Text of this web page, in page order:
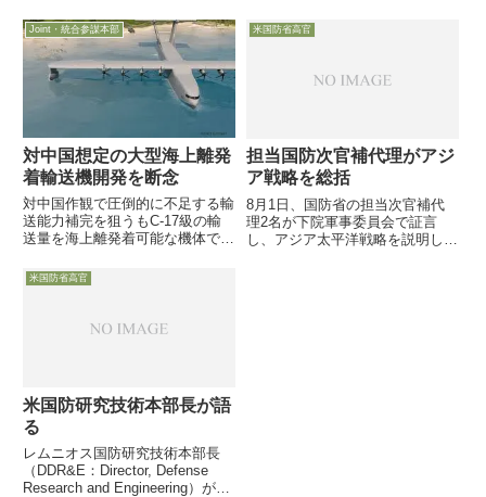
り、湾岸地域の米軍勢力を単純に
削減する雰囲気ではないようで
す。
のHeidi Shyu技術開発担当国防次
官が緊急声明を発出し、米国防省
国研究機関や大学等...
Joint・統合参謀本部
対中国想定の大型海上離発
着輸送機開発を断念
対中国作観で圧倒的に不足する輸
送能力補完を狙うもC-17級の輸
送量を海上離発着可能な機体で実
り実行可能性を煮詰めた「Liberty
Lifter計画」終了7月9日付
米国防省高官
担当国防次官補代理がアジ
ア戦略を総括
8月1日、国防省の担当次官補代
理2名が下院軍事委員会で証言
し、アジア太平洋戦略を説明しま
米国防省高官
米国防研究技術本部長が語
る
レムニオス国防研究技術本部長
（DDR&E：Director, Defense
Research and Engineering）がイ